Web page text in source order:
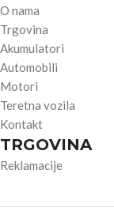
O nama
Trgovina
Akumulatori
Automobili
Motori
Teretna vozila
Kontakt
TRGOVINA
Reklamacije